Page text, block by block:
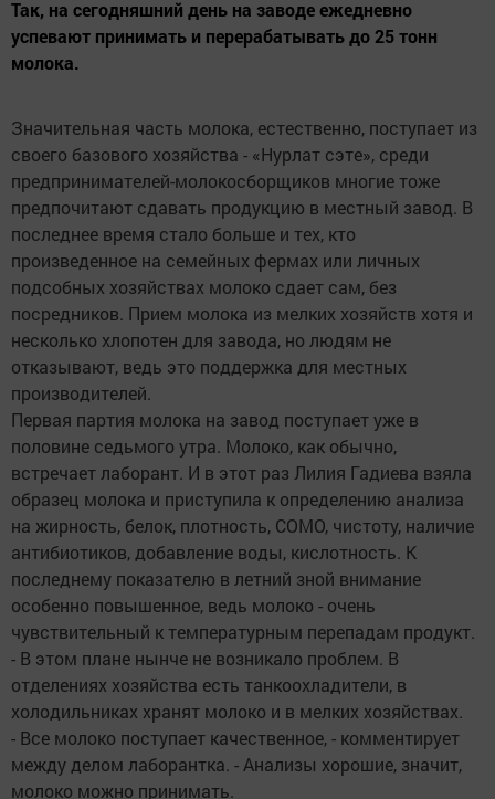
Так, на сегодняшний день на заводе ежедневно
успевают принимать и перерабатывать до 25 тонн
молока.
Значительная часть молока, естественно, поступает из
своего базового хозяйства - «Нурлат сэте», среди
предпринимателей-молокосборщиков многие тоже
предпочитают сдавать продукцию в местный завод. В
последнее время стало больше и тех, кто
произведенное на семейных фермах или личных
подсобных хозяйствах молоко сдает сам, без
посредников. Прием молока из мелких хозяйств хотя и
несколько хлопотен для завода, но людям не
отказывают, ведь это поддержка для местных
производителей.
Первая партия молока на завод поступает уже в
половине седьмого утра. Молоко, как обычно,
встречает лаборант. И в этот раз Лилия Гадиева взяла
образец молока и приступила к определению анализа
на жирность, белок, плотность, СОМО, чистоту, наличие
антибиотиков, добавление воды, кислотность. К
последнему показателю в летний зной внимание
особенно повышенное, ведь молоко - очень
чувствительный к температурным перепадам продукт.
- В этом плане нынче не возникало проблем. В
отделениях хозяйства есть танкоохладители, в
холодильниках хранят молоко и в мелких хозяйствах.
- Все молоко поступает качественное, - комментирует
между делом лаборантка. - Анализы хорошие, значит,
молоко можно принимать.